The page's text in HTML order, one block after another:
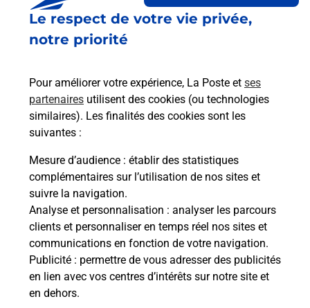
Le respect de votre vie privée,
notre priorité
Pour améliorer votre expérience, La Poste et ses
partenaires utilisent des cookies (ou technologies
similaires). Les finalités des cookies sont les
suivantes :
Mesure d’audience : établir des statistiques
complémentaires sur l’utilisation de nos sites et
suivre la navigation.
Analyse et personnalisation : analyser les parcours
clients et personnaliser en temps réel nos sites et
communications en fonction de votre navigation.
Publicité : permettre de vous adresser des publicités
en lien avec vos centres d’intérêts sur notre site et
en dehors.
Questions fréquemment
posées
La téléassistance classique avec
médaillon d’alarme qu’est ce que
c’est ?
Comment fonctionne la
téléassistance classique ?
Comment est installée la
téléassistance classique ?